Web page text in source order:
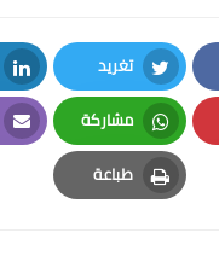
تغريد
Twitter
مشاركة
Whatsapp
طباعة
Print